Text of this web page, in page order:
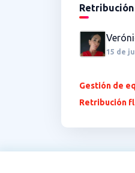
15 de
Gestión de
Retribución